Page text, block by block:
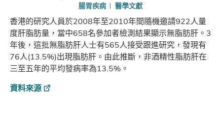
腸胃疾病 醫學文獻
香港的研究人員於2008年至2010年間隨機邀請922人量
度肝脂肪量，當中658名參加者檢測結果顯示無脂肪肝。3
年後，這批無脂肪肝人士有565人接受跟進研究，發現有
76人(13.5%)出現脂肪肝。由此推斷，非酒精性脂肪肝在
三至五年的平均發病率為13.5%。
資料來源